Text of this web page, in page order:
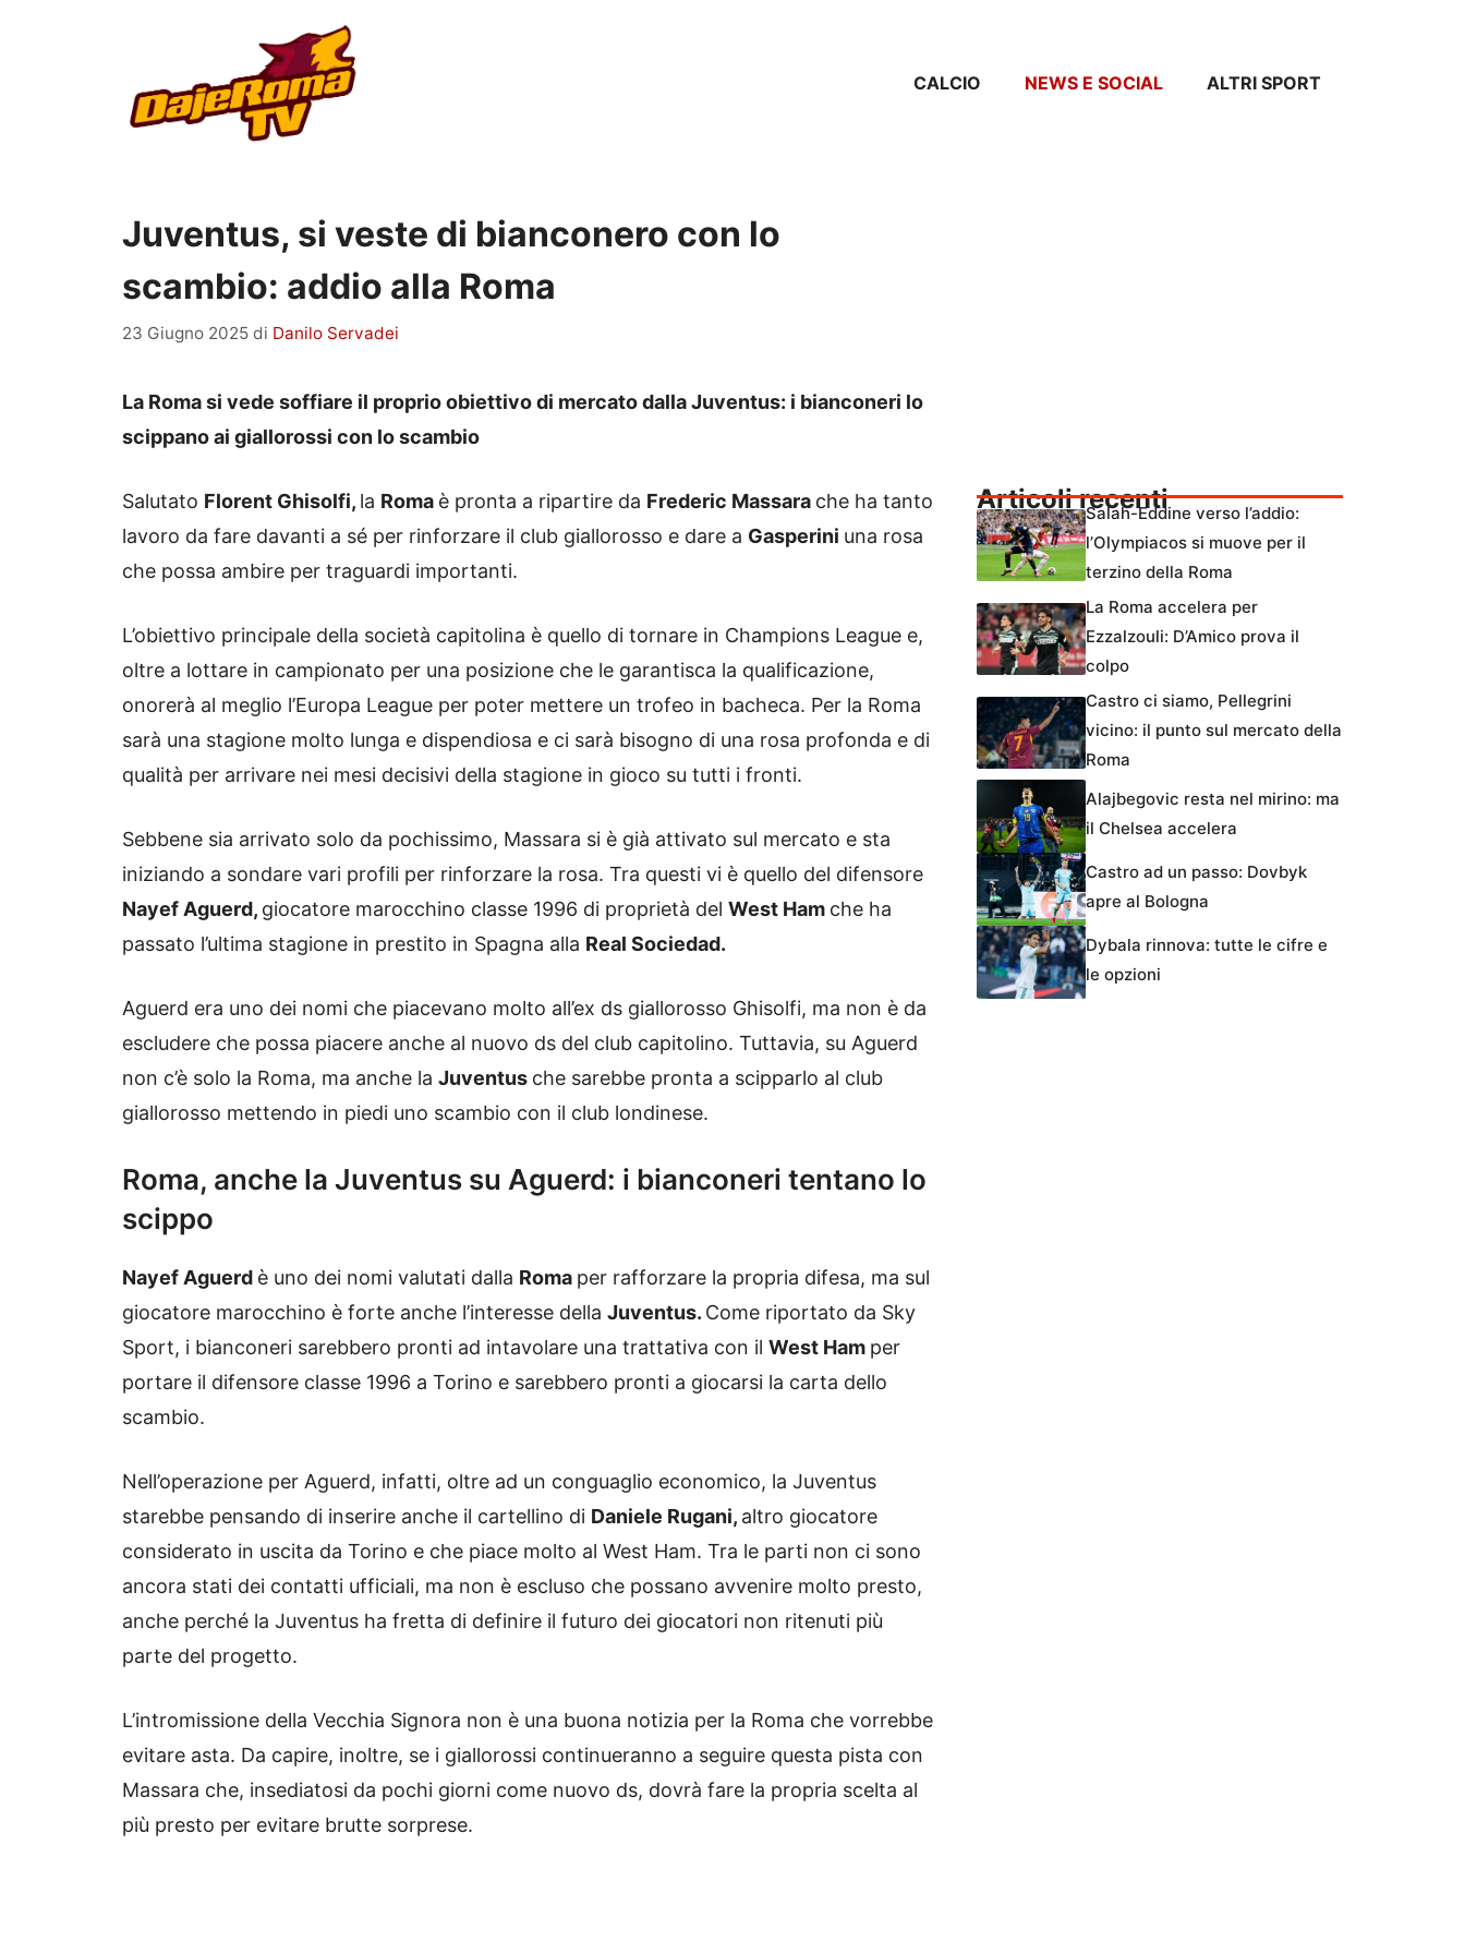
CALCIO NEWS E SOCIAL ALTRI SPORT
Juventus, si veste di bianconero con lo
scambio: addio alla Roma
23 Giugno 2025 di Danilo Servadei
La Roma si vede soffiare il proprio obiettivo di mercato dalla Juventus: i bianconeri lo
scippano ai giallorossi con lo scambio
Salutato Florent Ghisolfi, la Roma è pronta a ripartire da Frederic Massara che ha tanto
lavoro da fare davanti a sé per rinforzare il club giallorosso e dare a Gasperini una rosa
che possa ambire per traguardi importanti.
L’obiettivo principale della società capitolina è quello di tornare in Champions League e,
oltre a lottare in campionato per una posizione che le garantisca la qualificazione,
onorerà al meglio l’Europa League per poter mettere un trofeo in bacheca. Per la Roma
sarà una stagione molto lunga e dispendiosa e ci sarà bisogno di una rosa profonda e di
qualità per arrivare nei mesi decisivi della stagione in gioco su tutti i fronti.
Sebbene sia arrivato solo da pochissimo, Massara si è già attivato sul mercato e sta
iniziando a sondare vari profili per rinforzare la rosa. Tra questi vi è quello del difensore
Nayef Aguerd, giocatore marocchino classe 1996 di proprietà del West Ham che ha
passato l’ultima stagione in prestito in Spagna alla Real Sociedad.
Aguerd era uno dei nomi che piacevano molto all’ex ds giallorosso Ghisolfi, ma non è da
escludere che possa piacere anche al nuovo ds del club capitolino. Tuttavia, su Aguerd
non c’è solo la Roma, ma anche la Juventus che sarebbe pronta a scipparlo al club
giallorosso mettendo in piedi uno scambio con il club londinese.
Roma, anche la Juventus su Aguerd: i bianconeri tentano lo
scippo
Nayef Aguerd è uno dei nomi valutati dalla Roma per rafforzare la propria difesa, ma sul
giocatore marocchino è forte anche l’interesse della Juventus. Come riportato da Sky
Sport, i bianconeri sarebbero pronti ad intavolare una trattativa con il West Ham per
portare il difensore classe 1996 a Torino e sarebbero pronti a giocarsi la carta dello
scambio.
Nell’operazione per Aguerd, infatti, oltre ad un conguaglio economico, la Juventus
starebbe pensando di inserire anche il cartellino di Daniele Rugani, altro giocatore
considerato in uscita da Torino e che piace molto al West Ham. Tra le parti non ci sono
ancora stati dei contatti ufficiali, ma non è escluso che possano avvenire molto presto,
anche perché la Juventus ha fretta di definire il futuro dei giocatori non ritenuti più
parte del progetto.
L’intromissione della Vecchia Signora non è una buona notizia per la Roma che vorrebbe
evitare asta. Da capire, inoltre, se i giallorossi continueranno a seguire questa pista con
Massara che, insediatosi da pochi giorni come nuovo ds, dovrà fare la propria scelta al
più presto per evitare brutte sorprese.
Articoli recentiSalah-Eddine verso l’addio:
l’Olympiacos si muove per il
terzino della Roma
La Roma accelera per
Ezzalzouli: D’Amico prova il
colpo
Castro ci siamo, Pellegrini
vicino: il punto sul mercato della
Roma
Alajbegovic resta nel mirino: ma
il Chelsea accelera
Castro ad un passo: Dovbyk
apre al Bologna
Dybala rinnova: tutte le cifre e
le opzioni